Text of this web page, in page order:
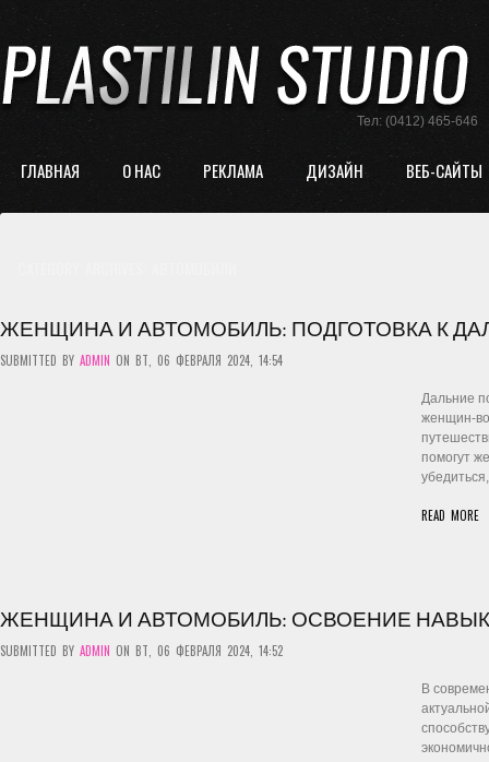
Тел: (0412) 465-646
ГЛАВНАЯ О НАС РЕКЛАМА ДИЗАЙН ВЕБ-САЙТЫ
ЖЕНЩИНА И АВТОМОБИЛЬ: ПОДГОТОВКА К
SUBMITTED BY ADMIN ON ВТ, 06 ФЕВРАЛЯ 2024, 14:54
Дальние
женщин-
помогут
READ MORE
ЖЕНЩИНА И АВТОМОБИЛЬ: ОСВОЕНИЕ
SUBMITTED BY ADMIN ON ВТ, 06 ФЕВРАЛЯ 2024, 14:52
В